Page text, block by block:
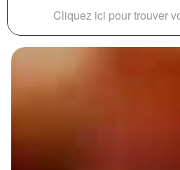
Cliquez ici pour trouver